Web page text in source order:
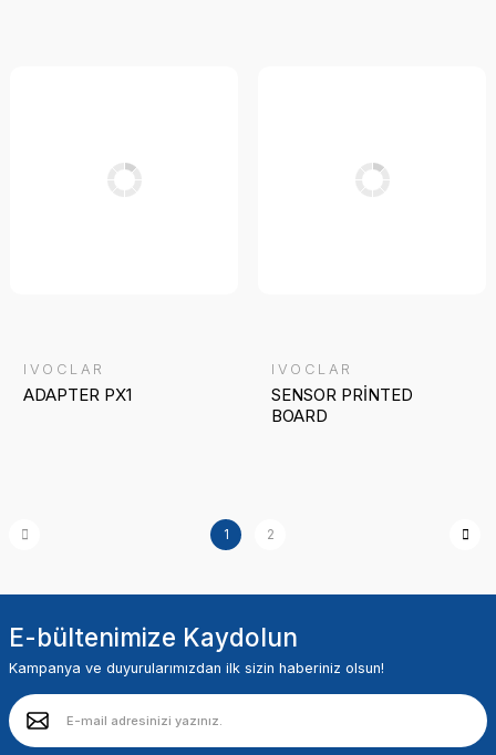
IVOCLAR
ADAPTER PX1
IVOCLAR
SENSOR PRİNTED
BOARD
1 2
E-bültenimize Kaydolun
Kampanya ve duyurularımızdan ilk sizin haberiniz olsun!